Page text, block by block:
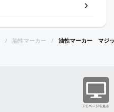
油性マーカー 油性マーカー マ